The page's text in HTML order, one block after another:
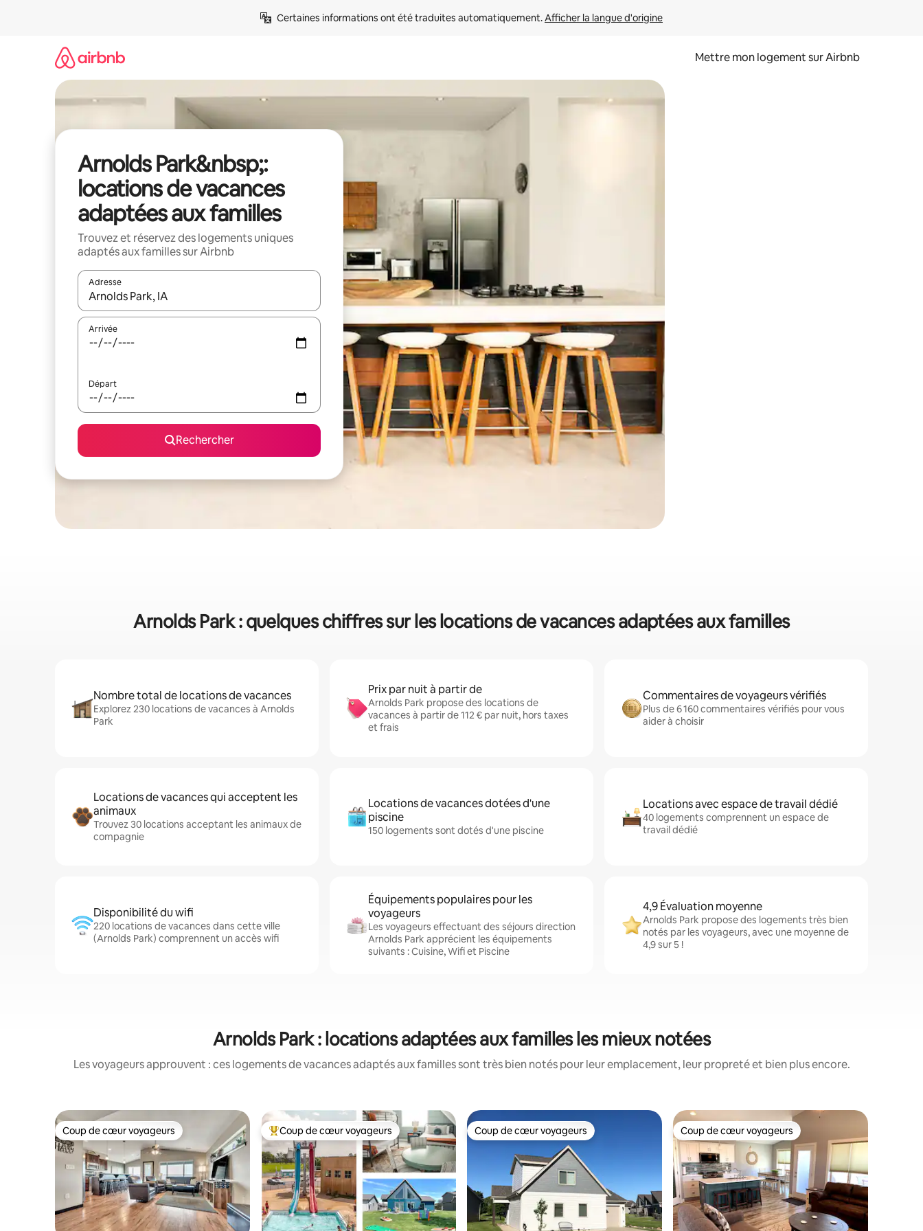
Certaines informations ont été traduites automatiquement. Afficher la langue d'origine
Mettre mon logement sur Airbnb
Arnolds Park&nbsp;:
locations de vacances
adaptées aux familles
Trouvez et réservez des logements uniques
adaptés aux familles sur Airbnb
Adresse
Lorsque les résultats s'affichent, utilisez les flèches vers le haut et vers le bas pour les parcourir ou en appuyant et en faisant glisser.
Arrivée
Départ
Rechercher
Arnolds Park : quelques chiffres sur les locations de vacances adaptées aux familles
Nombre total de locations de vacances
Explorez 230 locations de vacances à Arnolds
Park
Prix par nuit à partir de
Arnolds Park propose des locations de
vacances à partir de 112 € par nuit, hors taxes
et frais
Commentaires de voyageurs vérifiés
Plus de 6 160 commentaires vérifiés pour vous
aider à choisir
Locations de vacances qui acceptent les
animaux
Trouvez 30 locations acceptant les animaux de
compagnie
Locations de vacances dotées d'une
piscine
150 logements sont dotés d'une piscine
Locations avec espace de travail dédié
40 logements comprennent un espace de
travail dédié
Disponibilité du wifi
220 locations de vacances dans cette ville
(Arnolds Park) comprennent un accès wifi
Équipements populaires pour les
voyageurs
Les voyageurs effectuant des séjours direction
Arnolds Park apprécient les équipements
suivants : Cuisine, Wifi et Piscine
4,9 Évaluation moyenne
Arnolds Park propose des logements très bien
notés par les voyageurs, avec une moyenne de
4,9 sur 5 !
Arnolds Park : locations adaptées aux familles les mieux notées
Les voyageurs approuvent : ces logements de vacances adaptés aux familles sont très bien notés pour leur emplacement, leur propreté et bien plus encore.
Coup de cœur voyageurs
Coup de cœur voyageurs Coups de cœur voyageurs les plus appréciés
Coup de cœur voyageurs Coup de cœur voyageurs
Coup de cœur voyageurs Coup de cœur voyageurs
Coup de cœur voyageurs